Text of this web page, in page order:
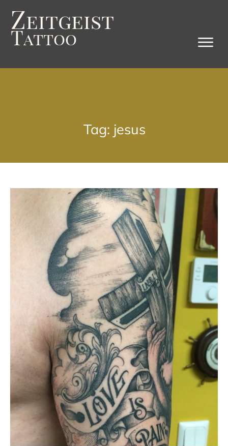
Zeitgeist
Tattoo
Tag: jesus